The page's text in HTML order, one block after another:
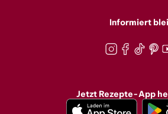
Informiert
Jetzt Rezepte-App